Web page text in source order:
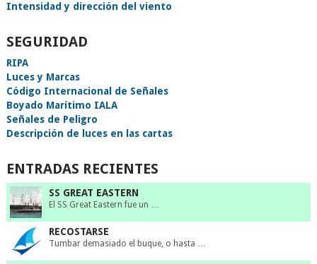
Intensidad y dirección del viento
SEGURIDAD
RIPA
Luces y Marcas
Código Internacional de Señales
Boyado Marítimo IALA
Señales de Peligro
Descripción de luces en las cartas
ENTRADAS RECIENTES
SS GREAT EASTERN
El SS Great Eastern fue un …
RECOSTARSE
Tumbar demasiado el buque, o hasta …